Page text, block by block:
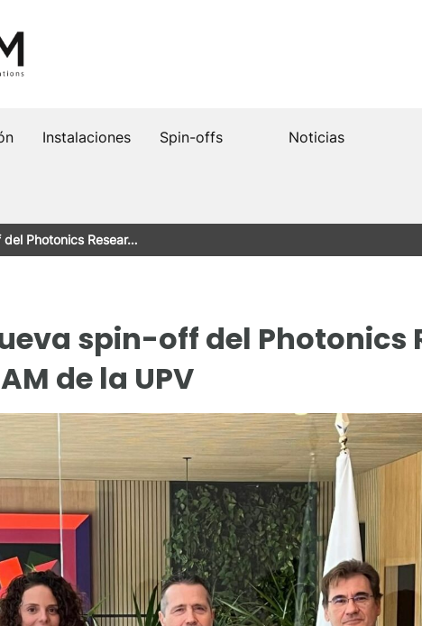
Instalaciones Spin-offs Noticias
Photonics Resear…
spin-off del Photonics
de la UPV